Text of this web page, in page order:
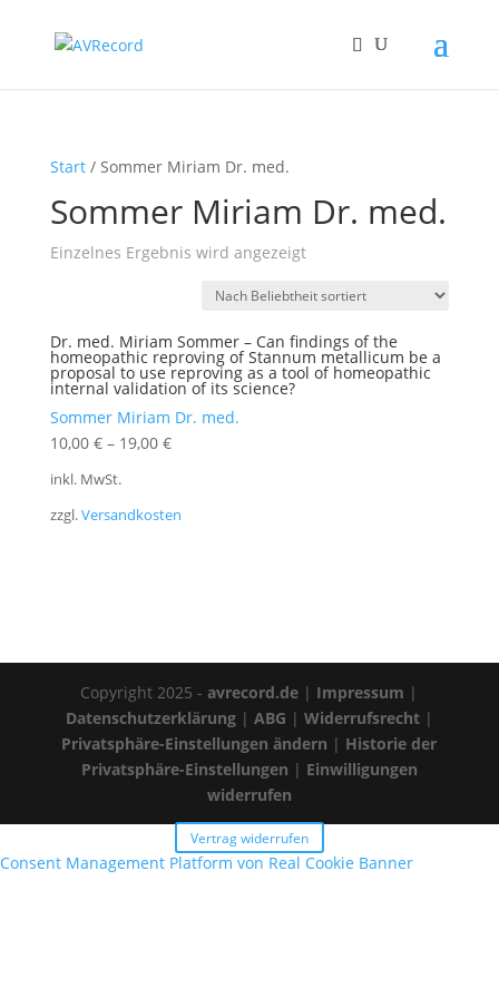
Start/ Sommer Miriam Dr. med.
Sommer Miriam Dr. med.
Einzelnes Ergebnis wird angezeigt
Dr. med. Miriam Sommer – Can findings of the
homeopathic reproving of Stannum metallicum be a
proposal to use reproving as a tool of homeopathic
internal validation of its science?
Sommer Miriam Dr. med.
10,00 €– 19,00 €
inkl. MwSt.
zzgl.Versandkosten
Copyright 2025 -avrecord.de | Impressum |
Datenschutzerklärung| ABG | Widerrufsrecht|
Privatsphäre-Einstellungen ändern | Historie der
Privatsphäre-Einstellungen | Einwilligungen
widerrufen
Vertrag widerrufen
Consent Management Platform von Real Cookie Banner